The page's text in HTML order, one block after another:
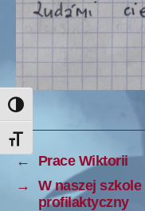
TOGGLE HIGH
TOGGLE FONT SIZE
←
Prace Wiktorii
→
W naszej
profilaktyczny